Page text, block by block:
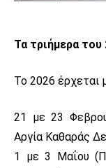
Τα τριήμερα του
Το 2026 έρχεται
21 με 23
Αργία Καθαράς
1 με 3 Μαΐου